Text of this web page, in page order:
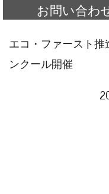
お問い合わ
エコ・ファースト推
ンクール開催